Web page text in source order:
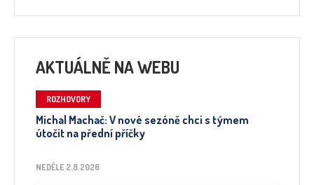
AKTUÁLNĚ NA WEBU
ROZHOVORY
Michal Machač: V nové sezóně chci s týmem
útočit na přední příčky
NEDĚLE 2.8.2026